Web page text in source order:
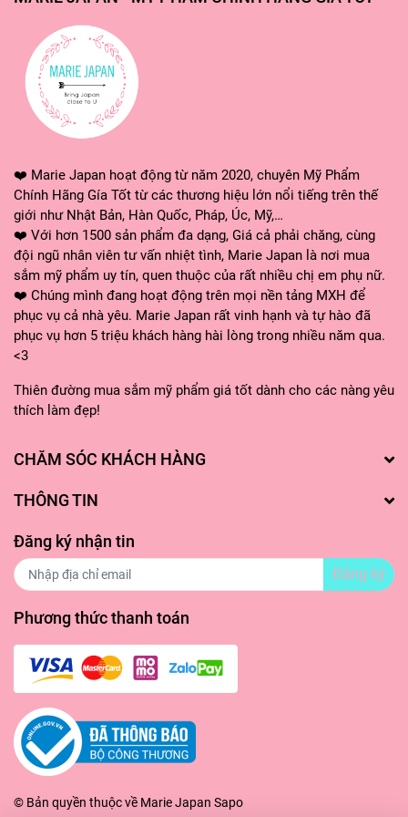
xa nhẹ nhàng tránh vùng mắt.
- Rửa sạch lại với nước. Dùng 2 – 3 lần một tuần để
đạt hiệu quả tốt nhất.
❤️ Marie Japan hoạt động từ năm 2020, chuyên Mỹ Phẩm
Chính Hãng Gía Tốt từ các thương hiệu lớn nổi tiếng trên thế
giới như Nhật Bản, Hàn Quốc, Pháp, Úc, Mỹ,…
❤️ Với hơn 1500 sản phẩm đa dạng, Giá cả phải chăng, cùng
đội ngũ nhân viên tư vấn nhiệt tình, Marie Japan là nơi mua
sắm mỹ phẩm uy tín, quen thuộc của rất nhiều chị em phụ nữ.
❤️ Chúng mình đang hoạt động trên mọi nền tảng MXH để
phục vụ cả nhà yêu. Marie Japan rất vinh hạnh và tự hào đã
phục vụ hơn 5 triệu khách hàng hài lòng trong nhiều năm qua.
<3
Thiên đường mua sắm mỹ phẩm giá tốt dành cho các nàng yêu
thích làm đẹp!
CHĂM SÓC KHÁCH HÀNG
THÔNG TIN
Đăng ký nhận tin
Đăng ký
Phương thức thanh toán
© Bản quyền thuộc về Marie Japan Sapo